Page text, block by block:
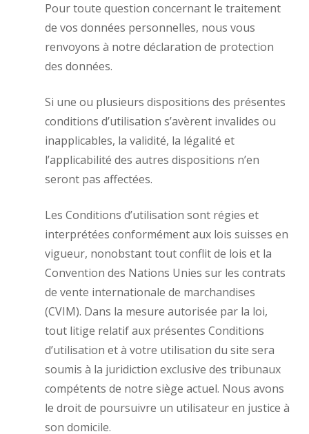
Pour toute question concernant le traitement
de vos données personnelles, nous vous
renvoyons à notre déclaration de protection
des données.
Si une ou plusieurs dispositions des présentes
conditions d’utilisation s’avèrent invalides ou
inapplicables, la validité, la légalité et
l’applicabilité des autres dispositions n’en
seront pas affectées.
Les Conditions d’utilisation sont régies et
interprétées conformément aux lois suisses en
vigueur, nonobstant tout conflit de lois et la
Convention des Nations Unies sur les contrats
de vente internationale de marchandises
(CVIM). Dans la mesure autorisée par la loi,
tout litige relatif aux présentes Conditions
d’utilisation et à votre utilisation du site sera
soumis à la juridiction exclusive des tribunaux
compétents de notre siège actuel. Nous avons
le droit de poursuivre un utilisateur en justice à
son domicile.